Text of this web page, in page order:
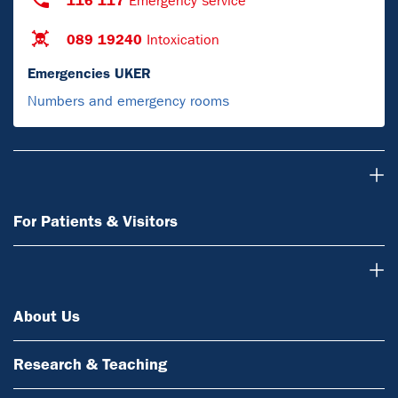
089 19240 Intoxication
Emergencies UKER
Numbers and emergency rooms
For Patients & Visitors
About Us
Research & Teaching